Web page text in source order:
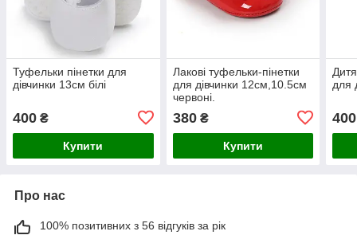
Туфельки пінетки для
дівчинки 13см білі
400 ₴
Купити
Лакові туфельки-пінетки
для дівчинки 12см,10.5см
червоні.
380₴
Купити
для
400
Про нас
100% позитивних з 56 відгуків за рік